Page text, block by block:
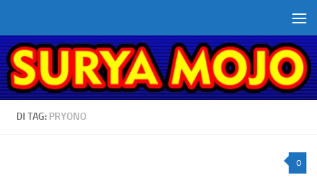
DI TAG: PRYONO
0